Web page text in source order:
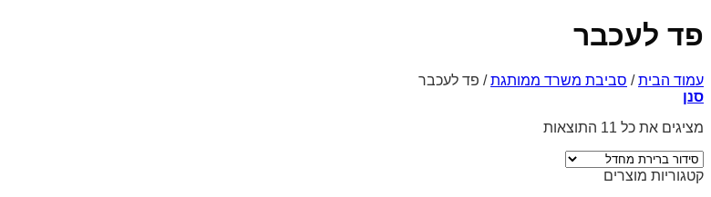
פד לעכבר
עמוד הבית / סביבת משרד ממותגת / פד לעכבר
סנן
מציגים את כל ⁦11⁩ התוצאות
קטגוריות מוצרים